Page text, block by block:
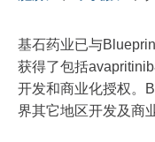
基石药业已与
获得了包括
开发和商业化授权。
界其它地区开发及商